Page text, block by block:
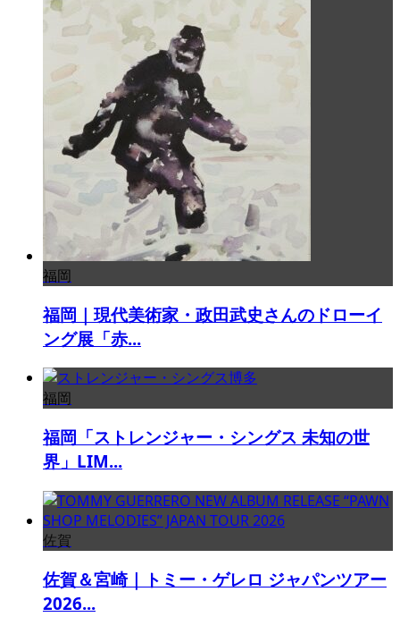
福岡
福岡｜現代美術家・政田武史さんのドローイ
ング展「赤...
福岡
福岡「ストレンジャー・シングス 未知の世
界」LIM...
佐賀
佐賀＆宮崎｜トミー・ゲレロ ジャパンツアー
2026...